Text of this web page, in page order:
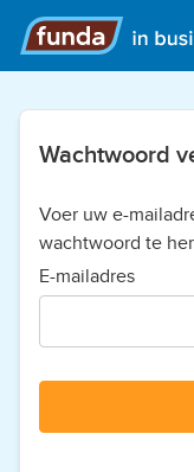
Wachtwoord
Voer uw e-
wachtwoord te
E-mailadres